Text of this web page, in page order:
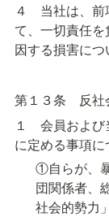
４　当社は、
て、一切責任
因する損害につ
第１３条　反
１　会員およ
に定める事項に
①自らが、
団関係者、
社会的勢力